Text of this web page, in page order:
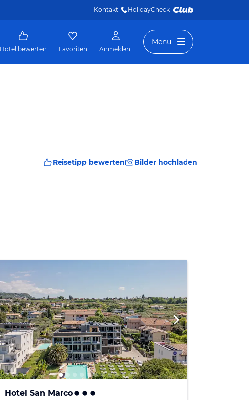
Kontakt HolidayCheck
Hotel bewerten Favoriten Anmelden
Menü
Reisetipp bewerten Bilder hochladen
Hotel San Marco